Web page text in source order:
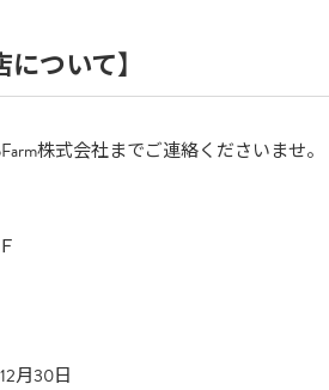
ついて】
株式会社までご連絡くださいませ。
月30日